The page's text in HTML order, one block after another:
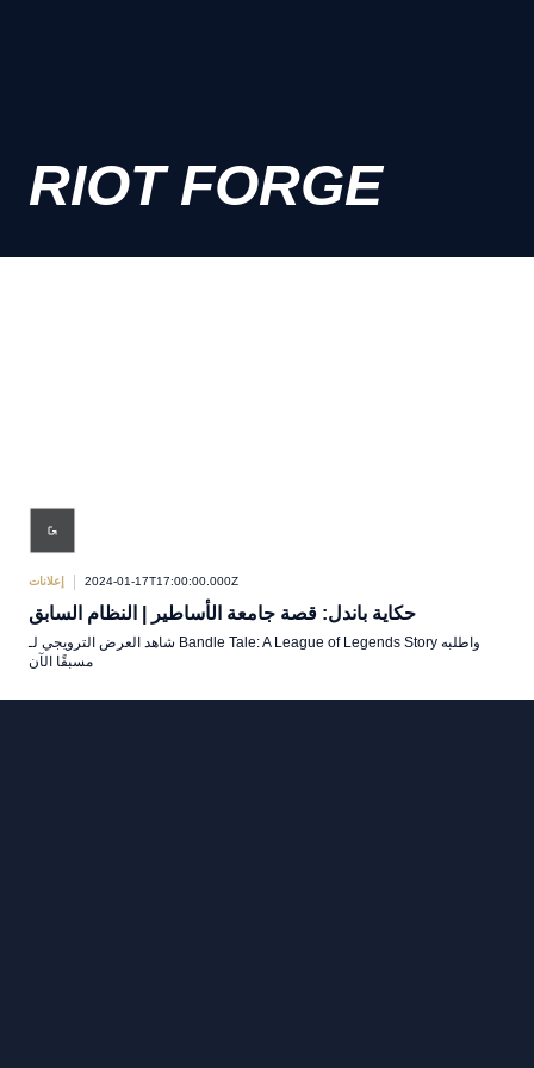
RIOT FORGE
إعلانات 2024-01-17T17:00:00.000Z
حكاية باندل: قصة جامعة الأساطير | النظام السابق
شاهد العرض الترويجي لـ Bandle Tale: A League of Legends Story واطلبه
مسبقًا الآن